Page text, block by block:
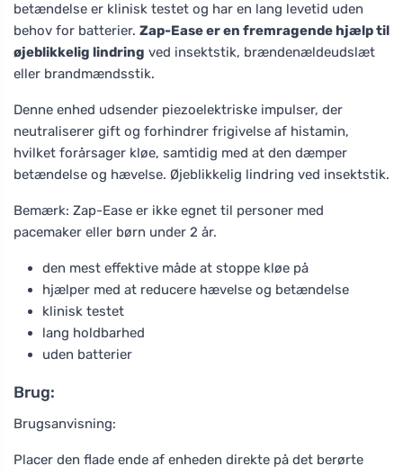
betændelse er klinisk testet og har en lang levetid uden
behov for batterier. Zap-Ease er en fremragende hjælp til
øjeblikkelig lindring ved insektstik, brændenældeudslæt
eller brandmændsstik.
Denne enhed udsender piezoelektriske impulser, der
neutraliserer gift og forhindrer frigivelse af histamin,
hvilket forårsager kløe, samtidig med at den dæmper
betændelse og hævelse. Øjeblikkelig lindring ved insektstik.
Bemærk: Zap-Ease er ikke egnet til personer med
pacemaker eller børn under 2 år.
den mest effektive måde at stoppe kløe på
hjælper med at reducere hævelse og betændelse
klinisk testet
lang holdbarhed
uden batterier
Brug:
Brugsanvisning:
Placer den flade ende af enheden direkte på det berørte